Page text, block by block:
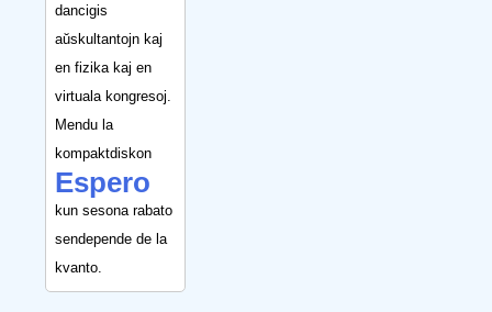
dancigis
aŭskultantojn kaj
en fizika kaj en
virtuala kongresoj.
Mendu la
kompaktdiskon
Espero
kun sesona rabato
sendepende de la
kvanto.